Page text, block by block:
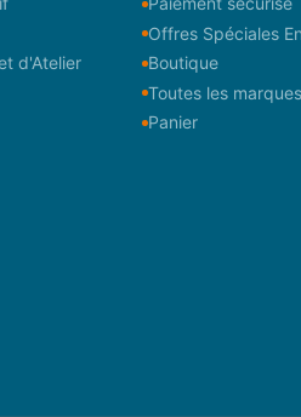
d'Atelier
Offres Spéciales
Boutique
Toutes les marques
Panier